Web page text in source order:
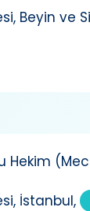
Beyin ve
Hekim
İstanbul,